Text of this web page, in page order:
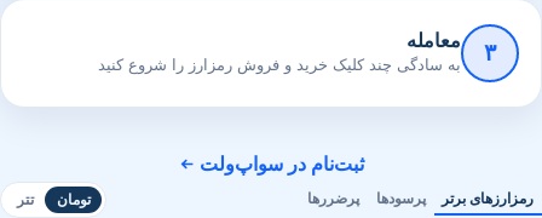
۳ معامله
به سادگی چند کلیک خرید و فروش رمزارز را شروع کنید
ثبت‌نام در سواپ‌ولت
رمزارزهای برتر پرسودها پرضررها تومان تتر